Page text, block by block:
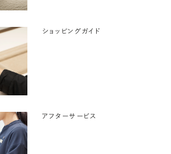
ショッピングガイド
アフターサービス